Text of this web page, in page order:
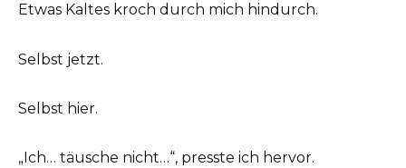
Etwas Kaltes kroch durch mich hindurch.
Selbst jetzt.
Selbst hier.
„Ich… täusche nicht…“, presste ich hervor.